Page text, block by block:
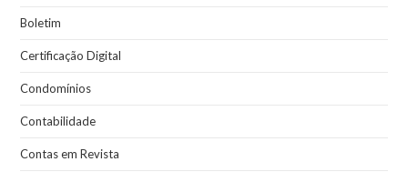
Boletim
Certificação Digital
Condomínios
Contabilidade
Contas em Revista